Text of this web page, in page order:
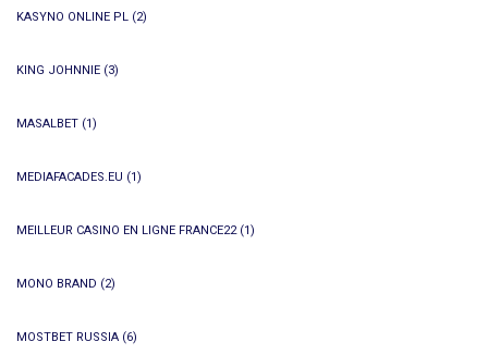
KASYNO ONLINE PL (2)
KING JOHNNIE (3)
MASALBET (1)
MEDIAFACADES.EU (1)
MEILLEUR CASINO EN LIGNE FRANCE22(1)
MONO BRAND (2)
MOSTBET RUSSIA (6)